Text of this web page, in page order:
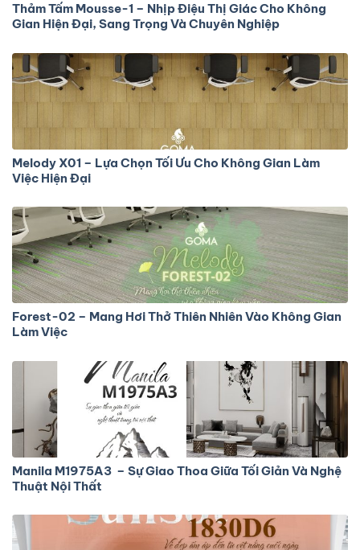
Thảm Tấm Mousse-1 – Nhịp Điệu Thị Giác Cho Không
Gian Hiện Đại, Sang Trọng Và Chuyên Nghiệp
Melody X01 – Lựa Chọn Tối Ưu Cho Không Gian Làm
Việc Hiện Đại
Forest-02 – Mang Hơi Thở Thiên Nhiên Vào Không Gian
Làm Việc
Manila M1975A3 – Sự Giao Thoa Giữa Tối Giản Và Nghệ
Thuật Nội Thất